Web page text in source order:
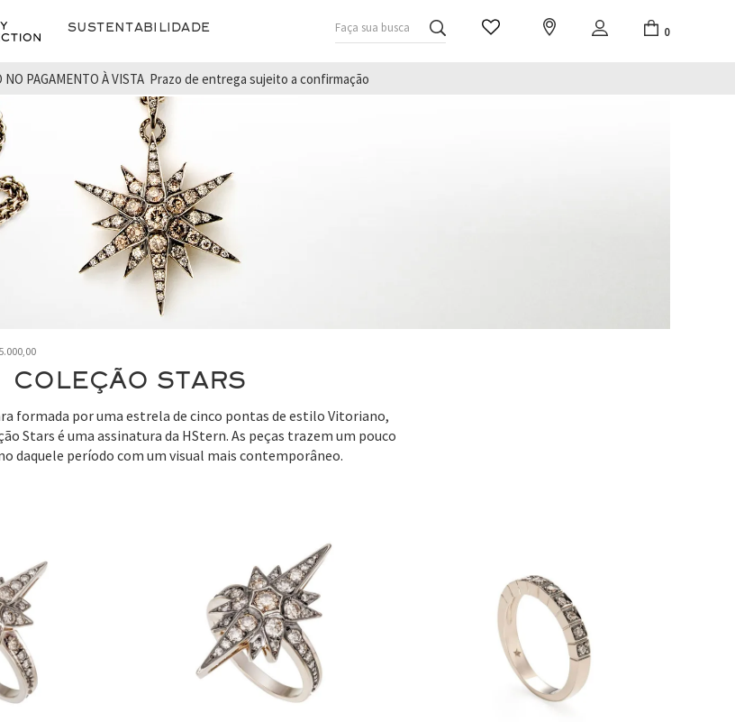
Sustentabilidade Faça sua busca 0
PAGAMENTO À VISTA Prazo de entrega sujeito a confirmação
COLEÇÃO STARS
formada por uma estrela de cinco pontas de estilo Vitoriano,
Stars é uma assinatura da HStern. As peças trazem um pouco
daquele período com um visual mais contemporâneo.